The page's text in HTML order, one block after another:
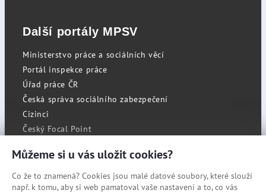
Další portály MPSV
Ministerstvo práce a sociálních věcí
Portál inspekce práce
Úřad práce ČR
Česká správa sociálního zabezpečení
Cizinci
Český Focal Point
RSS
Můžeme si u vás uložit cookies?
Co že to znamená? Cookies jsou malé datové soubory, které slouží
např. k tomu, aby si web pamatoval vaše nastavení a to, co vás